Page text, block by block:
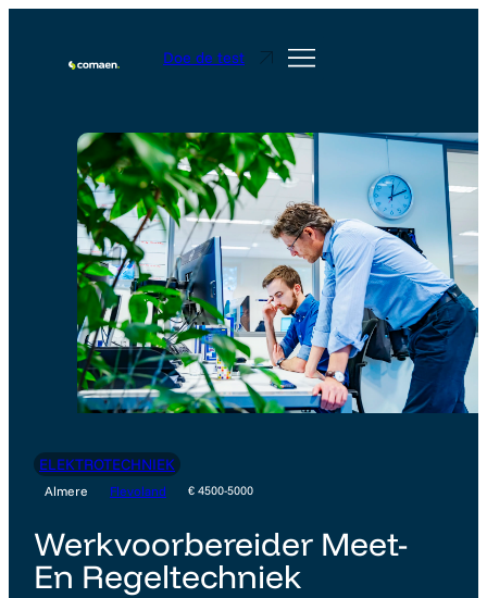
Doe de test
ELEKTROTECHNIEK
Almere Flevoland € 4500-5000
Werkvoorbereider Meet-
En Regeltechniek